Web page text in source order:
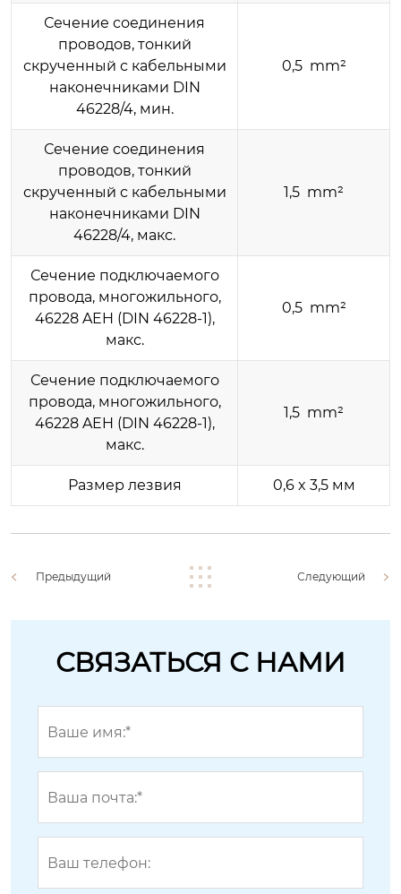
Сечение соединения
проводов, тонкий
скрученный с кабельными
наконечниками DIN
46228/4, мин.
0,5 mm²
Сечение соединения
проводов, тонкий
скрученный с кабельными
наконечниками DIN
46228/4, макс.
1,5 mm²
Сечение подключаемого
провода, многожильного,
46228 AEH (DIN 46228-1),
макс.
0,5 mm²
Сечение подключаемого
провода, многожильного,
46228 AEH (DIN 46228-1),
макс.
1,5 mm²
Размер лезвия 0,6 x 3,5 мм
Предыдущий Следующий
СВЯЗАТЬСЯ С НАМИ